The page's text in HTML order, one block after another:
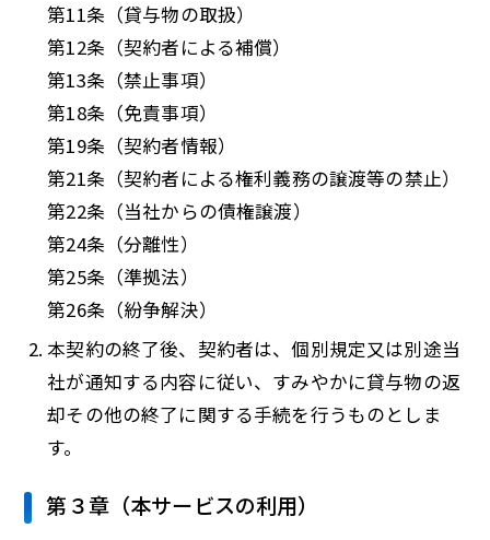
第11条（貸与物の取扱）
第12条（契約者による補償）
第13条（禁止事項）
第18条（免責事項）
第19条（契約者情報）
第21条（契約者による権利義務の譲渡等の禁止）
第22条（当社からの債権譲渡）
第24条（分離性）
第25条（準拠法）
第26条（紛争解決）
本契約の終了後、契約者は、個別規定又は別途当
社が通知する内容に従い、すみやかに貸与物の返
却その他の終了に関する手続を行うものとしま
す。
第３章（本サービスの利用）